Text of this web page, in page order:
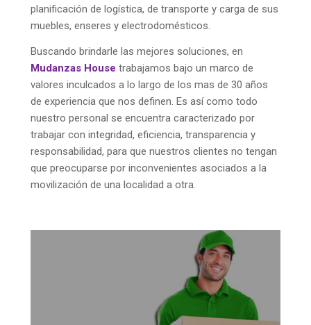
planificación de logística, de transporte y carga de sus
muebles, enseres y electrodomésticos.
Buscando brindarle las mejores soluciones, en
Mudanzas House trabajamos bajo un marco de
valores inculcados a lo largo de los mas de 30 años
de experiencia que nos definen. Es así como todo
nuestro personal se encuentra caracterizado por
trabajar con integridad, eficiencia, transparencia y
responsabilidad, para que nuestros clientes no tengan
que preocuparse por inconvenientes asociados a la
movilización de una localidad a otra.